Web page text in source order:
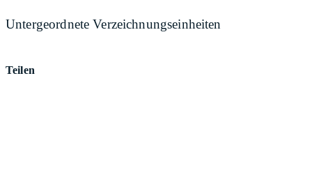
Untergeordnete Verzeichnungseinheiten
Teilen